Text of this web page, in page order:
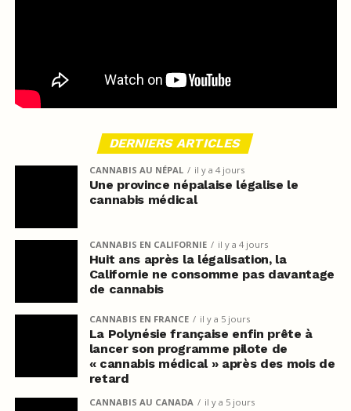
DERNIERS ARTICLES
CANNABIS AU NÉPAL il y a 4 jours
Une province népalaise légalise le
cannabis médical
CANNABIS EN CALIFORNIE il y a 4 jours
Huit ans après la légalisation, la
Californie ne consomme pas davantage
de cannabis
CANNABIS EN FRANCE il y a 5 jours
La Polynésie française enfin prête à
lancer son programme pilote de
« cannabis médical » après des mois de
retard
CANNABIS AU CANADA il y a 5 jours